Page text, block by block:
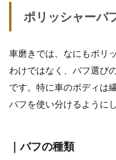
ポリッシャーバ
車磨きでは、なにもポリ
わけではなく、バフ選び
です。特に車のボディは
バフを使い分けるように
｜バフの種類